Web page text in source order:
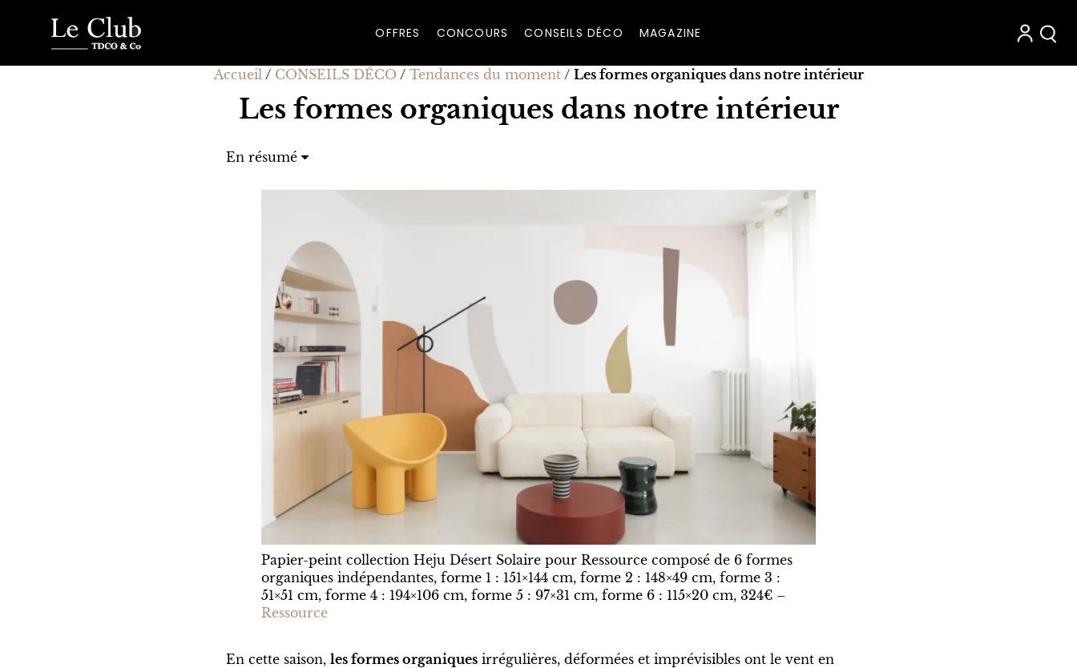
OFFRES CONCOURS CONSEILS DÉCO MAGAZINE
Accueil/ CONSEILS DÉCO/ Tendances du moment/ Les formes organiques dans notre intérieur
Les formes organiques dans notre intérieur
En résumé
Papier-peint collection Heju Désert Solaire pour Ressource composé de 6 formes
organiques indépendantes, forme 1 : 151×144 cm, forme 2 : 148×49 cm, forme 3 :
51×51 cm, forme 4 : 194×106 cm, forme 5 : 97×31 cm, forme 6 : 115×20 cm, 324€ –
Ressource
En cette saison, les formes organiques irrégulières, déformées et imprévisibles ont le vent en